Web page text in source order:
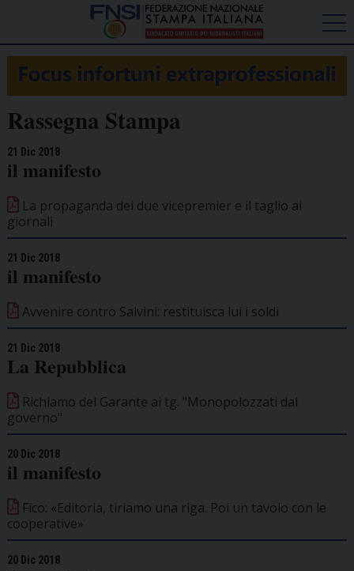
Rassegna Stampa
21 Dic 2018
il manifesto
La propaganda dei due vicepremier e il taglio ai
giornali
21 Dic 2018
il manifesto
Avvenire contro Salvini: restituisca lui i soldi
21 Dic 2018
La Repubblica
Richiamo del Garante ai tg. "Monopolozzati dal
governo"
20 Dic 2018
il manifesto
Fico: «Editoria, tiriamo una riga. Poi un tavolo con le
cooperative»
20 Dic 2018